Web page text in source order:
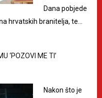
Dana pobjede
hrvatskih branitelja, te…
‘POZOVI ME TI’
Nakon što je